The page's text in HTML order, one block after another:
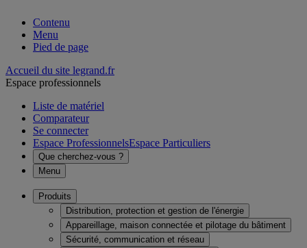
Contenu
Menu
Pied de page
Accueil du site legrand.fr
Espace professionnels
Liste de matériel
Comparateur
Se connecter
Espace ProfessionnelsEspace Particuliers
Que cherchez-vous ?
Menu
Produits
Distribution, protection et gestion de l'énergie
Appareillage, maison connectée et pilotage du bâtiment
Sécurité, communication et réseau